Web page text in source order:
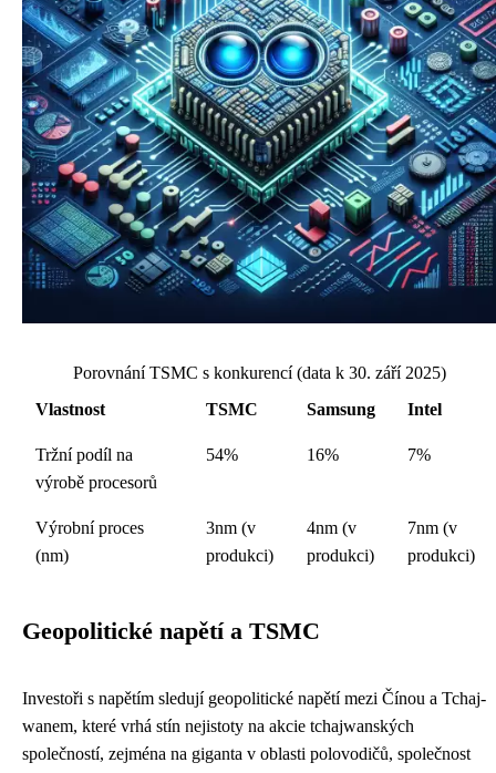
Porovnání TSMC s konkurencí (data k 30. září 2025)
Vlastnost
TSMC Samsung Intel
Tržní podíl na
výrobě procesorů
54% 16% 7%
Výrobní proces
(nm)
3nm (v
produkci)
4nm (v
produkci)
7nm (v
produkci)
Geopolitické napětí a TSMC
Investoři s napětím sledují geopolitické napětí mezi Čínou a Tchaj-
wanem, které vrhá stín nejistoty na akcie tchajwanských
společností, zejména na giganta v oblasti polovodičů, společnost